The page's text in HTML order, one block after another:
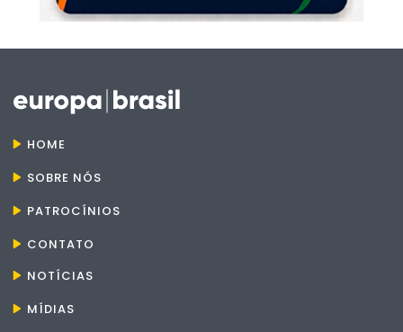
HOME
SOBRE NÓS
PATROCÍNIOS
CONTATO
NOTÍCIAS
MÍDIAS